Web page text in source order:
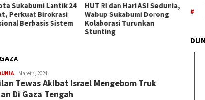
dan Hari ASI Sedunia,
Sukabumi Dorong
Turunkan
Dpmd Sukabumi Perkuat
Pembinaan Aparatur Desa
untuk Cegah
Penyalahgunaan Narkoba
Steven
Darma
Maret 4, 2024
Tewas Akibat Israel Mengebom Truk
Di Gaza Tengah